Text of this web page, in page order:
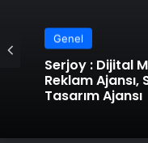
Genel
Serjoy : Dijital Medya Ajansı, Google
Reklam Ajansı,
Tasarım Ajansı